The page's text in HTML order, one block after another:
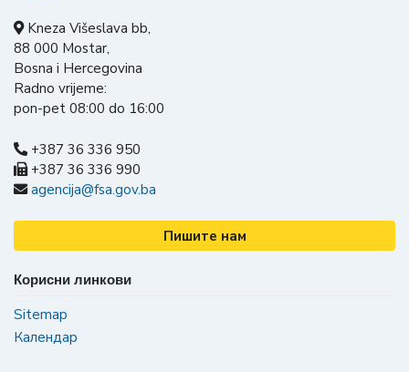
Kneza Višeslava bb,
88 000 Mostar,
Bosna i Hercegovina
Radno vrijeme:
pon-pet 08:00 do 16:00
+387 36 336 950
+387 36 336 990
agencija@fsa.gov.ba
Пишите нам
Корисни линкови
Sitemap
Календар